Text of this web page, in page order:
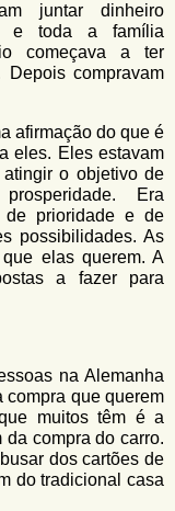
juntar dinheiro
e toda a família
começava a ter
compravam
afirmação do que é
eles. Eles estavam
o objetivo de
Era
de prioridade e de
possibilidades. As
elas querem. A
a fazer para
na Alemanha
compra que querem
muitos têm é a
compra do carro.
dos cartões de
do tradicional casa